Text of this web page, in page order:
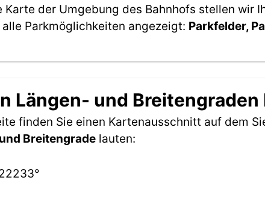
Karte der Umgebung des Bahnhofs stellen wir
Parkmöglichkeiten angezeigt: Parkfelder,
Längen- und
finden Sie einen Kartenausschnitt auf dem
Breitengrade lauten: